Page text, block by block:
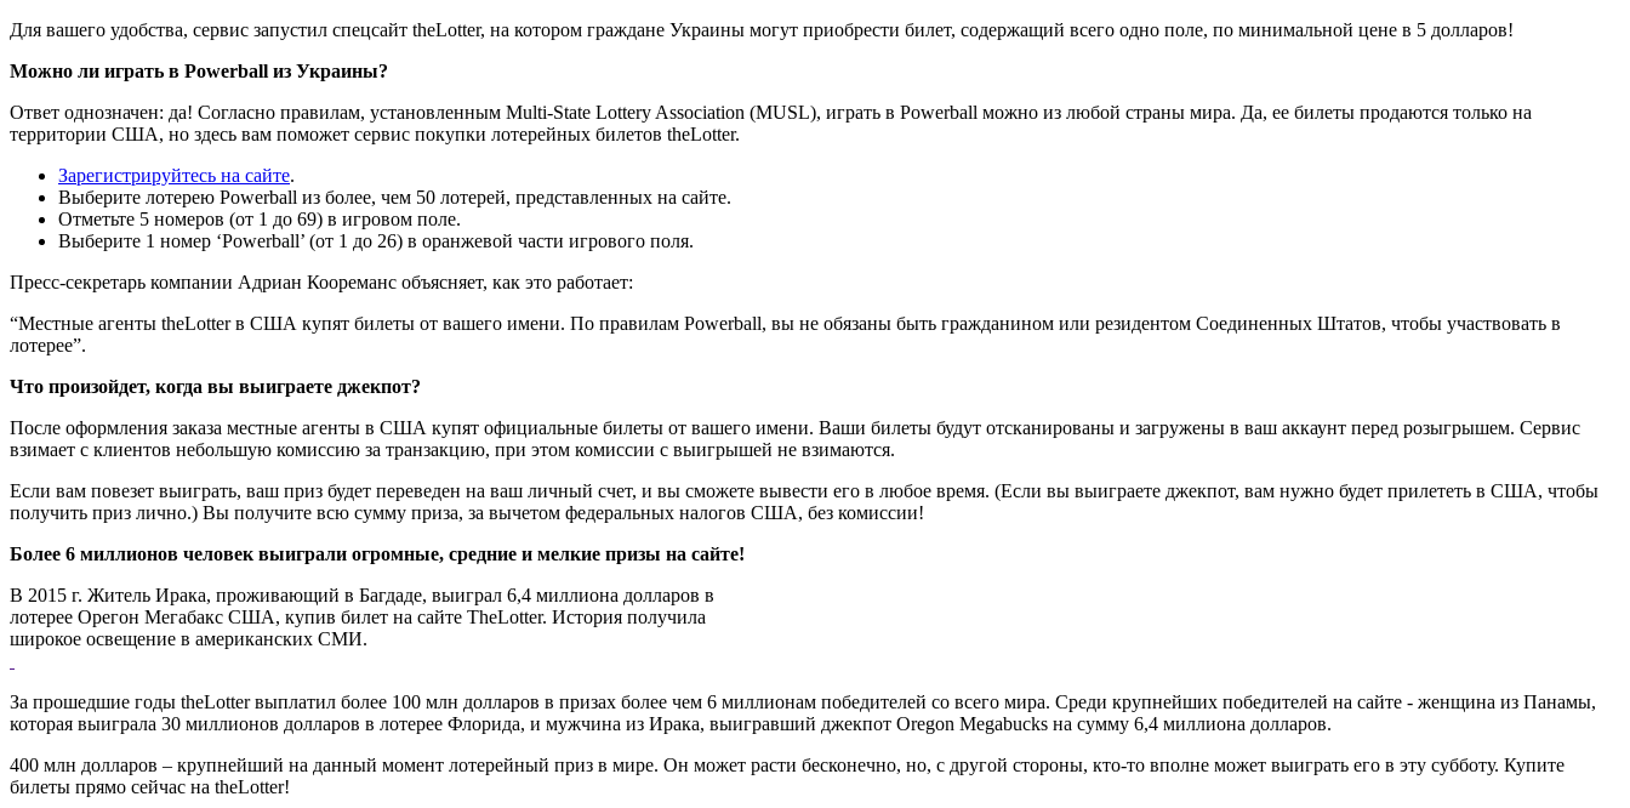
Для вашего удобства, сервис запустил спецсайт theLotter, на котором граждане Украины могут приобрести билет, содержащий всего одно поле, по минимальной цене в 5 долларов!
Можно ли играть в Powerball из Украины?
Ответ однозначен: да! Согласно правилам, установленным Multi-State Lottery Association (MUSL), играть в Powerball можно из любой страны мира. Да, ее билеты продаются только на
территории США, но здесь вам поможет сервис покупки лотерейных билетов theLotter.
Зарегистрируйтесь на сайте.
Выберите лотерею Powerball из более, чем 50 лотерей, представленных на сайте.
Отметьте 5 номеров (от 1 до 69) в игровом поле.
Выберите 1 номер ‘Powerball’ (от 1 до 26) в оранжевой части игрового поля.
Пресс-секретарь компании Адриан Коореманс объясняет, как это работает:
“Местные агенты theLotter в США купят билеты от вашего имени. По правилам Powerball, вы не обязаны быть гражданином или резидентом Соединенных Штатов, чтобы участвовать в
лотерее”.
Что произойдет, когда вы выиграете джекпот?
После оформления заказа местные агенты в США купят официальные билеты от вашего имени. Ваши билеты будут отсканированы и загружены в ваш аккаунт перед розыгрышем. Сервис
взимает с клиентов небольшую комиссию за транзакцию, при этом комиссии с выигрышей не взимаются.
Если вам повезет выиграть, ваш приз будет переведен на ваш личный счет, и вы сможете вывести его в любое время. (Если вы выиграете джекпот, вам нужно будет прилететь в США, чтобы
получить приз лично.) Вы получите всю сумму приза, за вычетом федеральных налогов США, без комиссии!
Более 6 миллионов человек выиграли огромные, средние и мелкие призы на сайте!
В 2015 г. Житель Ирака, проживающий в Багдаде, выиграл 6,4 миллиона долларов в
лотерее Орегон Мегабакс США, купив билет на сайте TheLotter. История получила
широкое освещение в американских СМИ.
За прошедшие годы theLotter выплатил более 100 млн долларов в призах более чем 6 миллионам победителей со всего мира. Среди крупнейших победителей на сайте - женщина из Панамы,
которая выиграла 30 миллионов долларов в лотерее Флорида, и мужчина из Ирака, выигравший джекпот Oregon Megabucks на сумму 6,4 миллиона долларов.
400 млн долларов – крупнейший на данный момент лотерейный приз в мире. Он может расти бесконечно, но, с другой стороны, кто-то вполне может выиграть его в эту субботу. Купите
билеты прямо сейчас на theLotter!